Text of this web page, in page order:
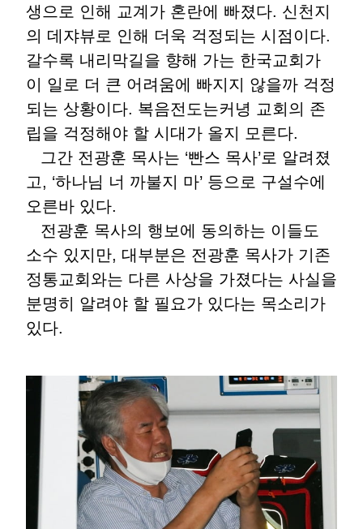
생으로 인해 교계가 혼란에 빠졌다. 신천지
의 데쟈뷰로 인해 더욱 걱정되는 시점이다.
갈수록 내리막길을 향해 가는 한국교회가
이 일로 더 큰 어려움에 빠지지 않을까 걱정
되는 상황이다. 복음전도는커녕 교회의 존
립을 걱정해야 할 시대가 올지 모른다.
그간 전광훈 목사는 ‘빤스 목사’로 알려졌
고, ‘하나님 너 까불지 마’ 등으로 구설수에
오른바 있다.
전광훈 목사의 행보에 동의하는 이들도
소수 있지만, 대부분은 전광훈 목사가 기존
정통교회와는 다른 사상을 가졌다는 사실을
분명히 알려야 할 필요가 있다는 목소리가
있다.